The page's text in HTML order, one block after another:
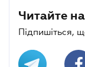
Читайте
Підпишіться,